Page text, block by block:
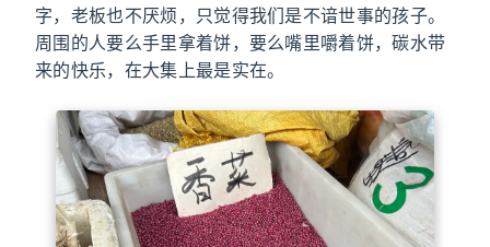
字，老板也不厌烦，只觉得我们是不谙世事的孩子。
周围的人要么手里拿着饼，要么嘴里嚼着饼，碳水带
来的快乐，在大集上最是实在。